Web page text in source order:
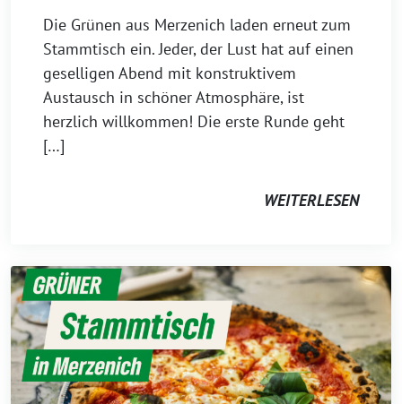
Die Grünen aus Merzenich laden erneut zum
Stammtisch ein. Jeder, der Lust hat auf einen
geselligen Abend mit konstruktivem
Austausch in schöner Atmosphäre, ist
herzlich willkommen! Die erste Runde geht
[…]
WEITERLESEN